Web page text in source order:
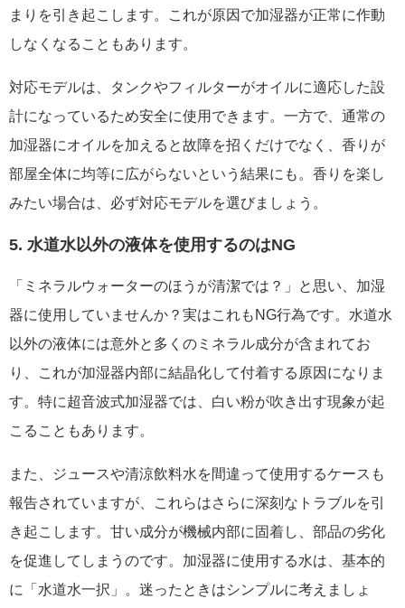
まりを引き起こします。これが原因で加湿器が正常に作動
しなくなることもあります。
対応モデルは、タンクやフィルターがオイルに適応した設
計になっているため安全に使用できます。一方で、通常の
加湿器にオイルを加えると故障を招くだけでなく、香りが
部屋全体に均等に広がらないという結果にも。香りを楽し
みたい場合は、必ず対応モデルを選びましょう。
5. 水道水以外の液体を使用するのはNG
「ミネラルウォーターのほうが清潔では？」と思い、加湿
器に使用していませんか？実はこれもNG行為です。水道水
以外の液体には意外と多くのミネラル成分が含まれてお
り、これが加湿器内部に結晶化して付着する原因になりま
す。特に超音波式加湿器では、白い粉が吹き出す現象が起
こることもあります。
また、ジュースや清涼飲料水を間違って使用するケースも
報告されていますが、これらはさらに深刻なトラブルを引
き起こします。甘い成分が機械内部に固着し、部品の劣化
を促進してしまうのです。加湿器に使用する水は、基本的
に「水道水一択」。迷ったときはシンプルに考えましょ